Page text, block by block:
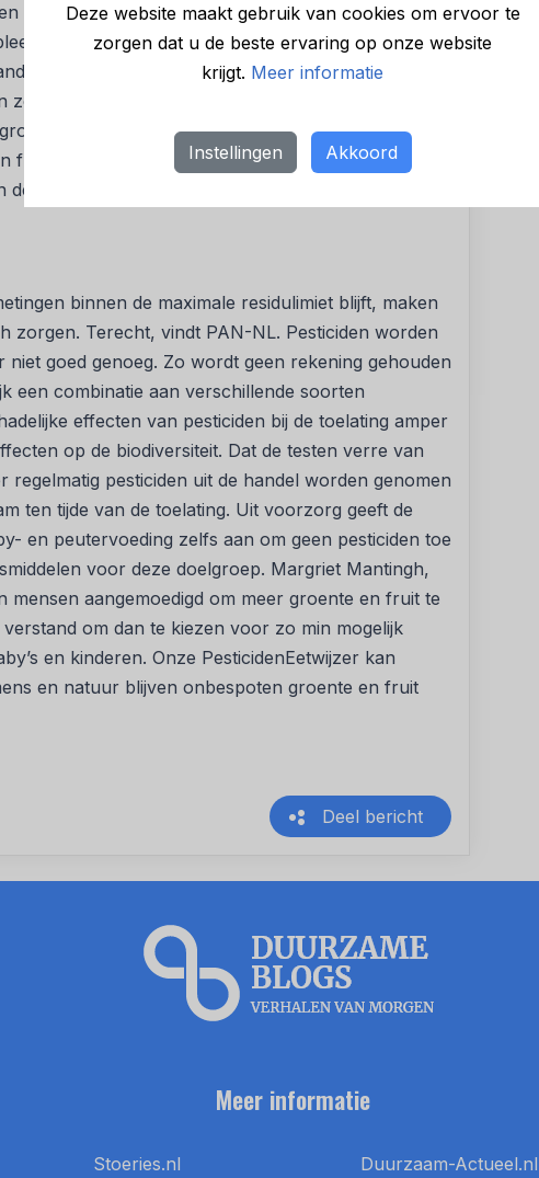
Deze website maakt gebruik van cookies om ervoor te
zorgen dat u de beste ervaring op onze website
krijgt. Meer informatie
Instellingen Akkoord
van bestrijdingsmiddelen, de helft (51%) zelfs met
dat er veel zorgwekkende pesticiden
voor vervanging’, die de lidstaten door
zouden moeten vervangen. In de praktijk gebeurt
en fruit (33%) deze omstreden pesticiden
fruit (21%) worden één of meerdere PFAS-
de groente en fruit zijn hormoonverstorende
binnen de maximale residulimiet blijft, maken
zorgen. Terecht, vindt PAN-NL. Pesticiden worden
goed genoeg. Zo wordt geen rekening gehouden
een combinatie aan verschillende soorten
effecten van pesticiden bij de toelating amper
op de biodiversiteit. Dat de testen verre van
pesticiden uit de handel worden genomen
ten tijde van de toelating. Uit voorzorg geeft de
en peutervoeding zelfs aan om geen pesticiden toe
voor deze doelgroep. Margriet Mantingh,
aangemoedigd om meer groente en fruit te
om dan te kiezen voor zo min mogelijk
en kinderen. Onze PesticidenEetwijzer kan
en natuur blijven onbespoten groente en fruit
Deel bericht
Meer informatie
Stoeries.nl Duurzaam-Actueel.nl